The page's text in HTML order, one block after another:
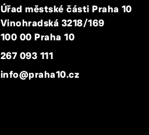
Úřad městské části Praha 10
Vinohradská 3218/169
100 00 Praha 10
267 093 111
info@praha10.cz